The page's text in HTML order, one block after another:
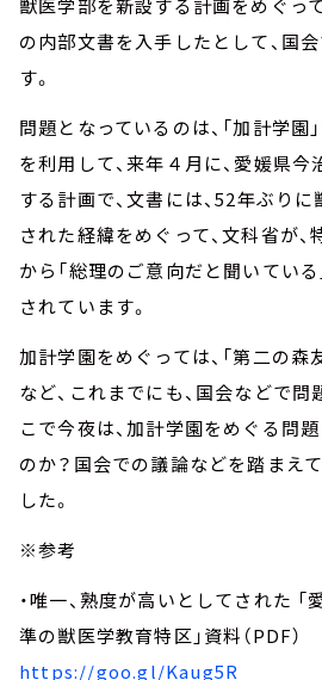
の内部文書を入手したとして、国
す。
問題となっているのは、「加計学園
を利用して、来年４月に、愛媛県
する計画で、文書には、52年ぶり
された経緯をめぐって、文科省が
から「総理のご意向だと聞いてい
されています。
加計学園をめぐっては、「第二の森
など、これまでにも、国会などで問
こで今夜は、加計学園をめぐる問
のか？国会での議論などを踏まえ
した。
※参考
・唯一、熟度が高いとしてされた 「
準の獣医学教育特区」資料（PDF）
https://goo.gl/Kaug5R